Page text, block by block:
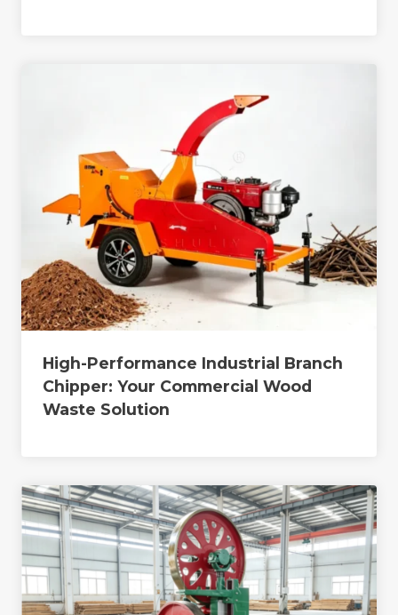
High-Performance Industrial Branch
Chipper: Your Commercial Wood
Waste Solution